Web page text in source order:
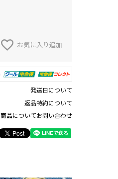
お気に入り追加
発送日について
返品特約について
商品についてお問い合わせ